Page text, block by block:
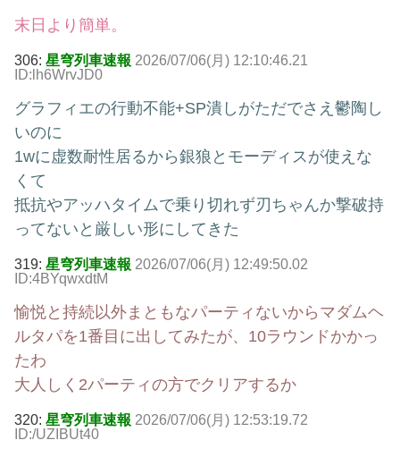
末日より簡単。
306: 星穹列車速報 2026/07/06(月) 12:10:46.21
ID:lh6WrvJD0
グラフィエの行動不能+SP潰しがただでさえ鬱陶し
いのに
1wに虚数耐性居るから銀狼とモーディスが使えな
くて
抵抗やアッハタイムで乗り切れず刃ちゃんか撃破持
ってないと厳しい形にしてきた
319: 星穹列車速報 2026/07/06(月) 12:49:50.02
ID:4BYqwxdtM
愉悦と持続以外まともなパーティないからマダムヘ
ルタパを1番目に出してみたが、10ラウンドかかっ
たわ
大人しく2パーティの方でクリアするか
320: 星穹列車速報 2026/07/06(月) 12:53:19.72
ID:/UZIBUt40